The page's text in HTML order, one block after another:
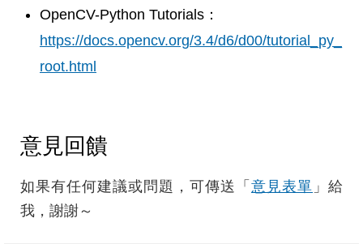
OpenCV-Python Tutorials：
https://docs.opencv.org/3.4/d6/d00/tutorial_py_
root.html
意見回饋
如果有任何建議或問題，可傳送「 意見表單 」給
我，謝謝～